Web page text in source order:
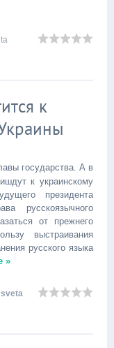
к
государства. А в
к украинскому
президента
русскоязычного
от прежнего
выстраивания
русского языка
»
sveta